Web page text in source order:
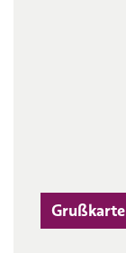
Grußkarte